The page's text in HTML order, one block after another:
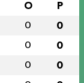
O P
0 0
0 0
0 0